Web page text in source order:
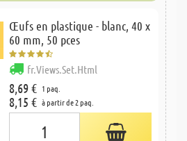
Œufs en plastique - blanc, 40 x
60 mm, 50 pces
fr.Views.Set.Html
8,69 € 1 paq.
8,15 € à partir de 2 paq.